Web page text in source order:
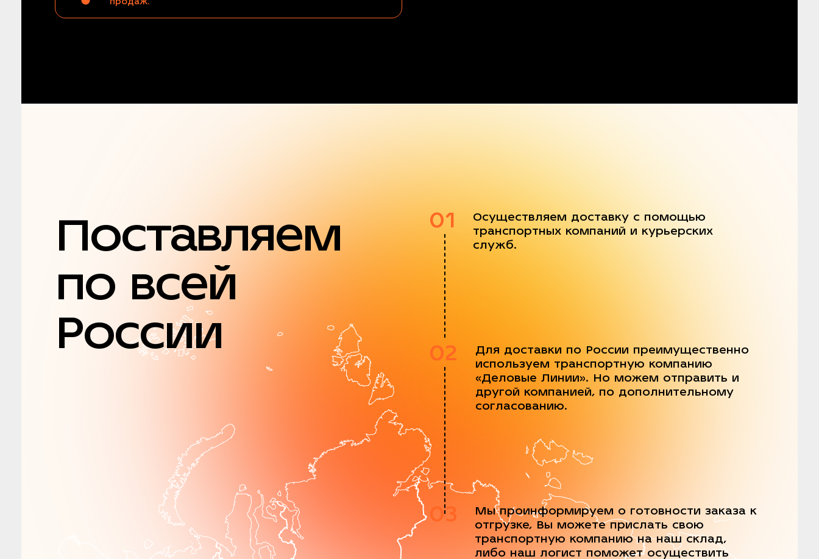
Поставляем
по всей
России
01
Осуществляем доставку с помощью
транспортных компаний и курьерских
служб.
02
Для доставки по России преимущественно
используем транспортную компанию
«Деловые Линии». Но можем отправить и
другой компанией, по дополнительному
согласованию.
03
Мы проинформируем о готовности заказа к
отгрузке, Вы можете прислать свою
транспортную компанию на наш склад,
либо наш логист поможет осуществить